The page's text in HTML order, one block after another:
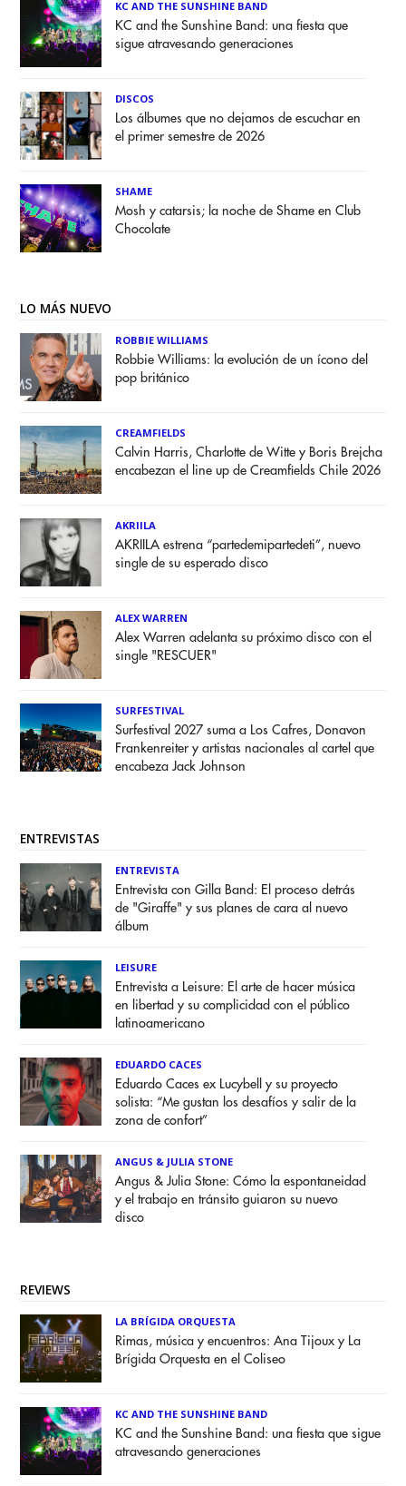
KC AND THE SUNSHINE BAND
KC and the Sunshine Band: una fiesta que
sigue atravesando generaciones
DISCOS
Los álbumes que no dejamos de escuchar en
el primer semestre de 2026
SHAME
Mosh y catarsis; la noche de Shame en Club
Chocolate
LO MÁS NUEVO
ROBBIE WILLIAMS
Robbie Williams: la evolución de un ícono del
pop británico
CREAMFIELDS
Calvin Harris, Charlotte de Witte y Boris Brejcha
encabezan el line up de Creamfields Chile 2026
AKRIILA
AKRIILA estrena “partedemipartedeti”, nuevo
single de su esperado disco
ALEX WARREN
Alex Warren adelanta su próximo disco con el
single "RESCUER"
SURFESTIVAL
Surfestival 2027 suma a Los Cafres, Donavon
Frankenreiter y artistas nacionales al cartel que
encabeza Jack Johnson
ENTREVISTAS
ENTREVISTA
Entrevista con Gilla Band: El proceso detrás
de "Giraffe" y sus planes de cara al nuevo
álbum
LEISURE
Entrevista a Leisure: El arte de hacer música
en libertad y su complicidad con el público
latinoamericano
EDUARDO CACES
Eduardo Caces ex Lucybell y su proyecto
solista: “Me gustan los desafíos y salir de la
zona de confort”
ANGUS & JULIA STONE
Angus & Julia Stone: Cómo la espontaneidad
y el trabajo en tránsito guiaron su nuevo
disco
REVIEWS
LA BRÍGIDA ORQUESTA
Rimas, música y encuentros: Ana Tijoux y La
Brígida Orquesta en el Coliseo
KC AND THE SUNSHINE BAND
KC and the Sunshine Band: una fiesta que sigue
atravesando generaciones